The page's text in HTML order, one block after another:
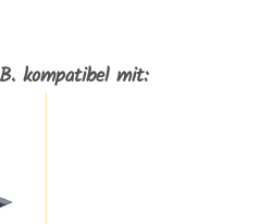
kompatibel mit: